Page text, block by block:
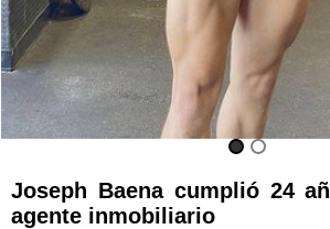
Joseph Baena cumplió 24
agente inmobiliario